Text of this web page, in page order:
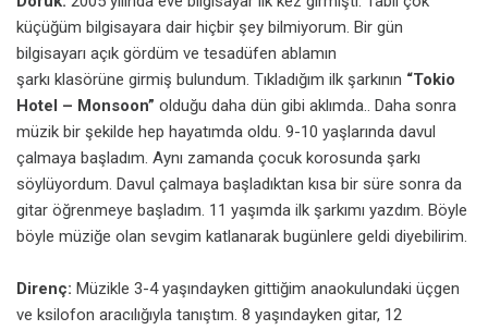
küçüğüm bilgisayara dair hiçbir şey bilmiyorum. Bir gün
bilgisayarı açık gördüm ve tesadüfen ablamın
şarkı klasörüne girmiş bulundum. Tıkladığım ilk şarkının “Tokio
Hotel – Monsoon” olduğu daha dün gibi aklımda.. Daha sonra
müzik bir şekilde hep hayatımda oldu. 9-10 yaşlarında davul
çalmaya başladım. Aynı zamanda çocuk korosunda şarkı
söylüyordum. Davul çalmaya başladıktan kısa bir süre sonra da
gitar öğrenmeye başladım. 11 yaşımda ilk şarkımı yazdım. Böyle
böyle müziğe olan sevgim katlanarak bugünlere geldi diyebilirim.
Direnç: Müzikle 3-4 yaşındayken gittiğim anaokulundaki üçgen
ve ksilofon aracılığıyla tanıştım. 8 yaşındayken gitar, 12